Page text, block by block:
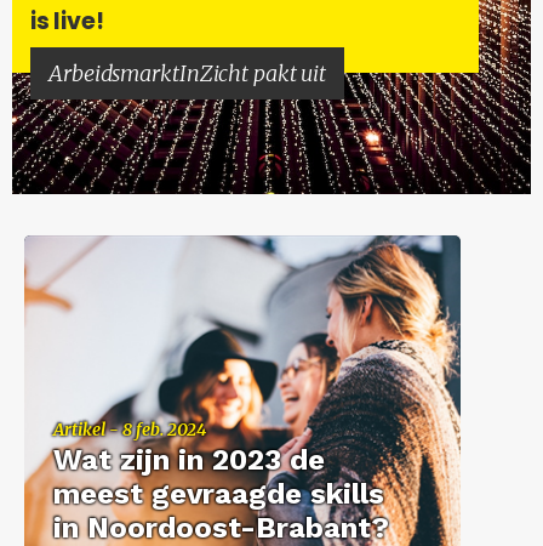
is live!
Ar­beids­markt­In­Zicht pakt uit
Ar­ti­kel - 8 feb. 2024
Wat zijn in 2023 de
meest ge­vraag­de skills
in Noordoost-​Brabant?